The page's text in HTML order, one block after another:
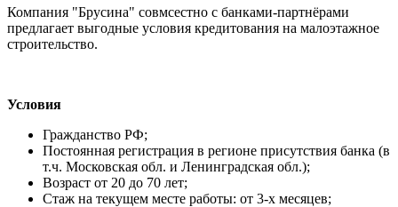
Компания "Брусина" совмсестно с банками-партнёрами
предлагает выгодные условия кредитования на малоэтажное
строительство.
Условия
Гражданство РФ;
Постоянная регистрация в регионе присутствия банка (в
т.ч. Московская обл. и Ленинградская обл.);
Возраст от 20 до 70 лет;
Стаж на текущем месте работы: от 3-х месяцев;